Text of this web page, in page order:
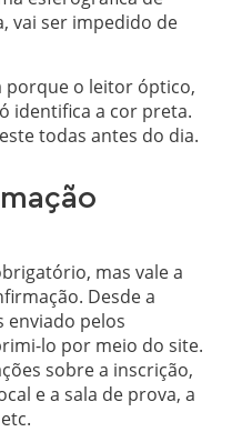
vai ser impedido de
porque o leitor óptico,
identifica a cor preta.
todas antes do dia.
mas vale a
Desde a
enviado pelos
lo por meio do site.
sobre a inscrição,
e a sala de prova, a